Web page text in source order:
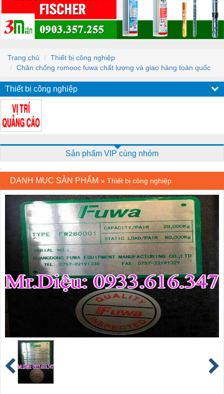
Trang chủ
Thiết bị công nghiệp
Chân chống romooc fuwa chất lượng và giao hàng toàn quốc
Thiết bị công nghiệp
Sản phẩm VIP cùng nhóm
DANH MỤC SẢN PHẨM » Thiết bị công nghiệp